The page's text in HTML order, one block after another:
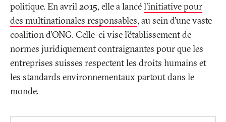
politique. En avril 2015, elle a lancél'initiative pour
des multinationales responsables, au sein d’une vaste
coalition d’ONG. Celle-ci vise l’établissement de
normes juridiquement contraignantes pour que les
entreprises suisses respectent les droits humains et
les standards environnementaux partout dans le
monde.